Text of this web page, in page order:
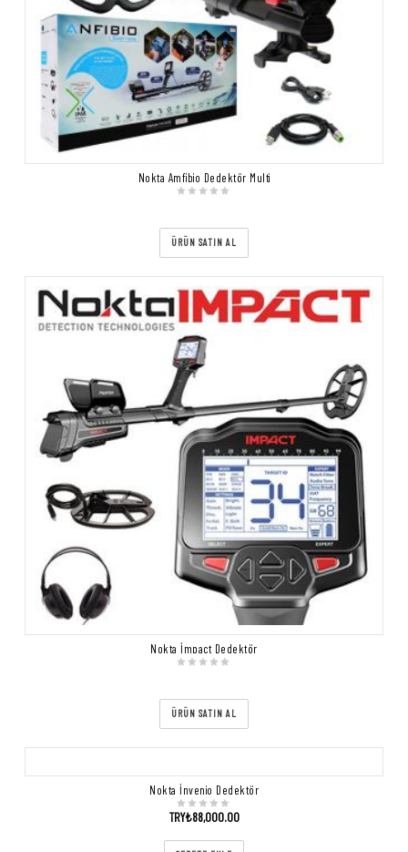
Nokta Amfibio Dedektör Multi
ÜRÜN SATIN AL
Nokta İmpact Dedektör
ÜRÜN SATIN AL
Nokta İnvenio Dedektör
TRY₺88,000.00